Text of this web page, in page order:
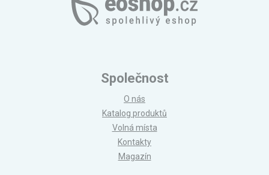
Společnost
O nás
Katalog produktů
Volná místa
Kontakty
Magazín